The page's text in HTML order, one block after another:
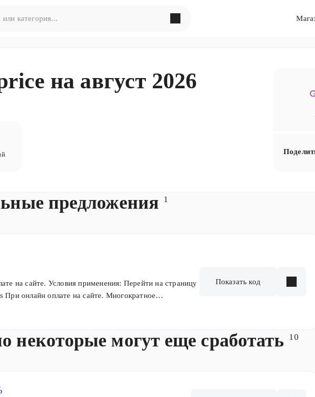
сформулировать запрос по-другому
на август 2026
предложения 1
на сайте. Условия применения: Перейти на страницу
онлайн оплате на сайте. Многократное
Показать код
некоторые могут еще сработать 10